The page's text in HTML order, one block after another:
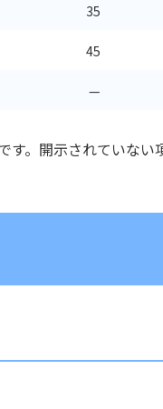
35
45
—
す。開示されていない